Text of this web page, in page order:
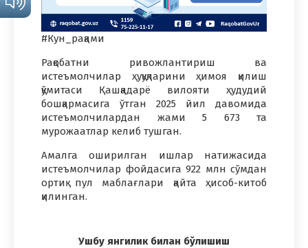
#Кун_рақами
Рақобатни ривожлантириш ва
истеъмолчилар ҳуқуқларини ҳимоя қилиш
қўмитаси Қашқадарё вилояти ҳудудий
бошқармасига ўтган 2025 йил давомида
истеъмолчилардан жами 5 673 та
мурожаатлар келиб тушган.
Амалга оширилган ишлар натижасида
истеъмолчилар фойдасига 922 млн сўмдан
ортиқ пул маблағлари қайта ҳисоб-китоб
қилинган.
Ушбу янгилик билан бўлишиш